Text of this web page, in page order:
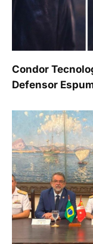
Condor
Defensor